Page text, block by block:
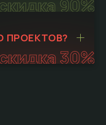
90%
30%
ПРОЕКТОВ?